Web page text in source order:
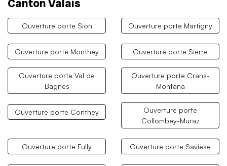
Canton Valais
Ouverture porte Sion Ouverture porte Martigny
Ouverture porte Monthey Ouverture porte Sierre
Ouverture porte Val de
Bagnes
Ouverture porte Crans-
Montana
Ouverture porte Conthey
Ouverture porte
Collombey-Muraz
Ouverture porte Fully Ouverture porte Savièse